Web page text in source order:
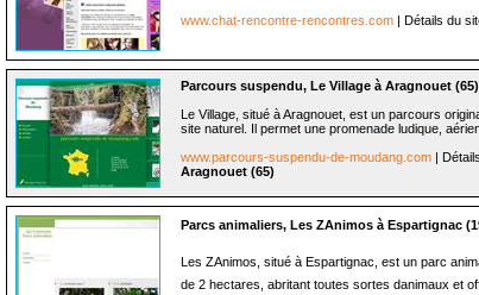
www.chat-rencontre-rencontres.com | Détails du
Parcours suspendu, Le Village à Aragnouet (65)
Le Village, situé à Aragnouet, est un parcours
site naturel. Il permet une promenade ludique,
www.parcours-suspendu-de-moudang.com |
Aragnouet (65)
Parcs animaliers, Les ZAnimos à Espartignac
Les ZAnimos, situé à Espartignac, est un parc
de 2 hectares, abritant toutes sortes danimaux et